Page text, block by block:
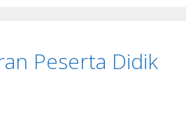
Peserta Didik